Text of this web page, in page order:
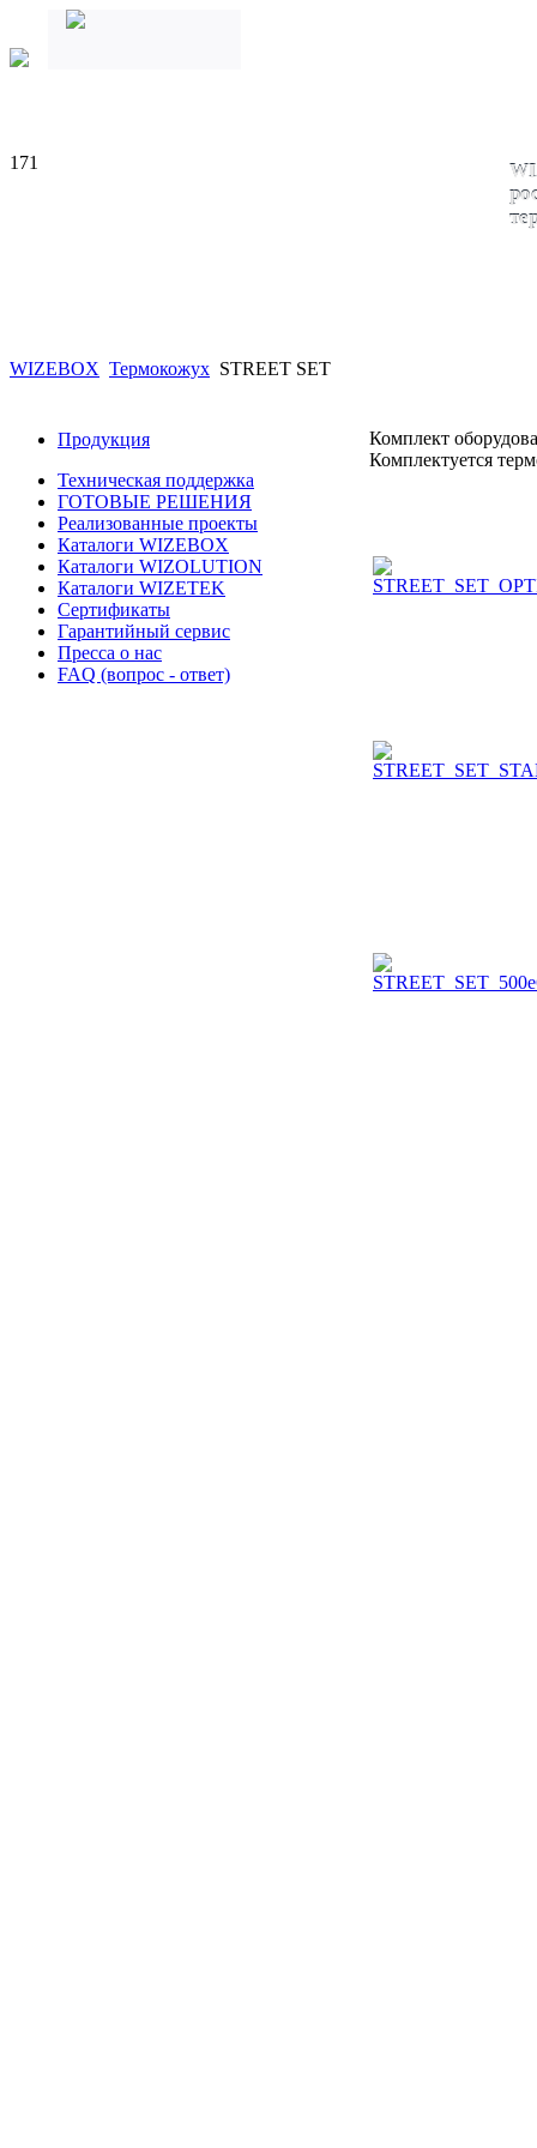
171
WIZEBOX Термокожух STREET SET
Продукция
Техническая поддержка
ГОТОВЫЕ РЕШЕНИЯ
Реализованные проекты
Каталоги WIZEBOX
Каталоги WIZOLUTION
Каталоги WIZETEK
Сертификаты
Гарантийный сервис
Пресса о нас
FAQ (вопрос - ответ)
Комплект
Комплектуется